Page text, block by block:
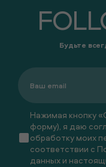
Будьте
Нажимая кнопку
форму), я даю
обработку моих
соответствии с
данных и